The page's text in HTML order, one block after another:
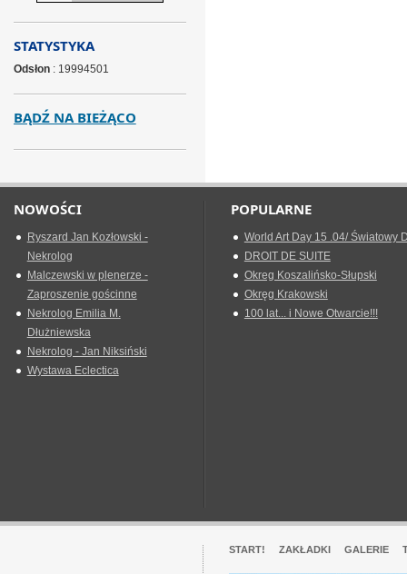
STATYSTYKA
Odsłon: 19994501
BĄDŹ NA BIEŻĄCO
NOWOŚCI
Ryszard Jan Kozłowski -
Nekrolog
Malczewski w plenerze -
Zaproszenie gościnne
Nekrolog Emilia M.
Dłużniewska
Nekrolog - Jan Niksiński
Wystawa Eclectica
POPULARNE
World Art Day 15 .04/ Światowy
DROIT DE SUITE
Okreg Koszalińsko-Słupski
Okręg Krakowski
100 lat... i Nowe Otwarcie!!!
START! ZAKŁADKI GALERIE